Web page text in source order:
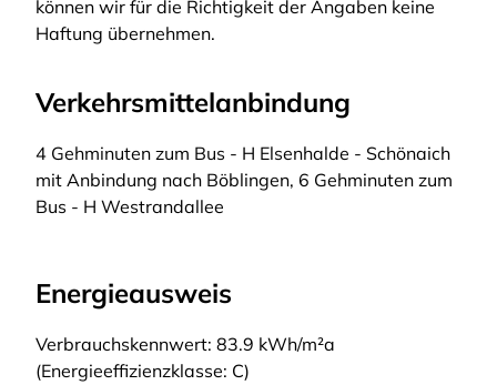
können wir für die Richtigkeit der Angaben keine
Haftung übernehmen.
Verkehrsmittelanbindung
4 Gehminuten zum Bus - H Elsenhalde - Schönaich
mit Anbindung nach Böblingen, 6 Gehminuten zum
Bus - H Westrandallee
Energieausweis
Verbrauchskennwert: 83.9 kWh/m²a
(Energieeffizienzklasse: C)